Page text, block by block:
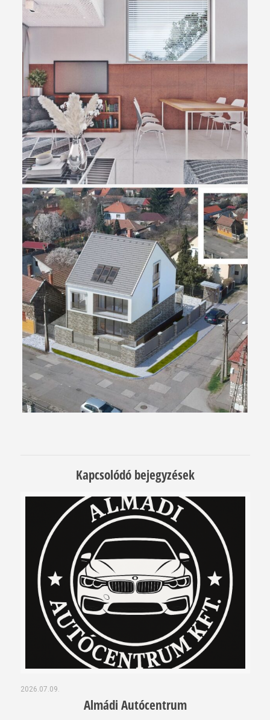
Kapcsolódó bejegyzések
2026.07.09.
Almádi Autócentrum